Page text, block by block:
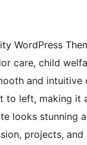
WordPress
care, child
and intuitive
to left, making it
looks stunning
projects,